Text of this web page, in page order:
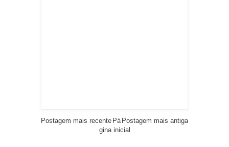
Postagem mais recente Postagem mais antiga
Pá
gina inicial